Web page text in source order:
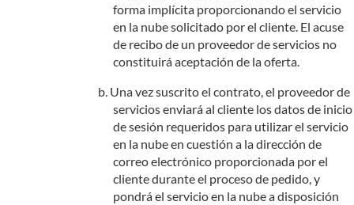
forma implícita proporcionando el servicio
en la nube solicitado por el cliente. El acuse
de recibo de un proveedor de servicios no
constituirá aceptación de la oferta.
Una vez suscrito el contrato, el proveedor de
servicios enviará al cliente los datos de inicio
de sesión requeridos para utilizar el servicio
en la nube en cuestión a la dirección de
correo electrónico proporcionada por el
cliente durante el proceso de pedido, y
pondrá el servicio en la nube a disposición